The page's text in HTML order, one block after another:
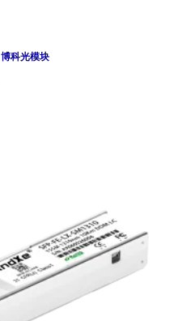
博科光模块